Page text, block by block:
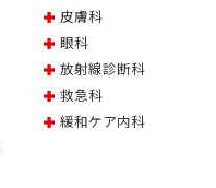
皮膚科
眼科
放射線診断科
救急科
緩和ケア内科